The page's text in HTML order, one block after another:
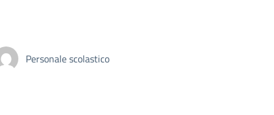
Personale scolastico